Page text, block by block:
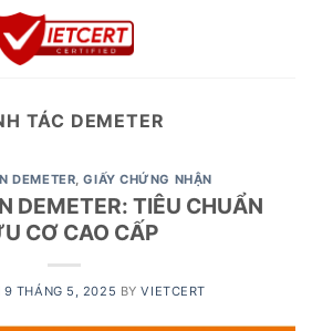
TÁC DEMETER
DEMETER,GIẤY CHỨNG NHẬN
DEMETER: TIÊU CHUẨN
CƠ CAO CẤP
9 THÁNG 5, 2025 BYVIETCERT